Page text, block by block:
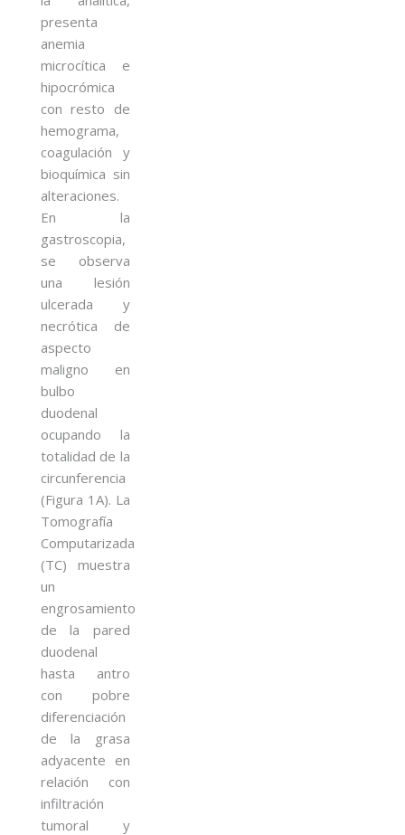
presenta
anemia
microcítica e
hipocrómica
con resto de
hemograma,
coagulación y
bioquímica sin
alteraciones.
En la
gastroscopia,
se observa
una lesión
ulcerada y
necrótica de
aspecto
maligno en
bulbo
duodenal
ocupando la
totalidad de la
circunferencia
(Figura 1A). La
Tomografía
Computarizada
(TC) muestra
un
engrosamiento
de la pared
duodenal
hasta antro
con pobre
diferenciación
de la grasa
adyacente en
relación con
infiltración
tumoral y